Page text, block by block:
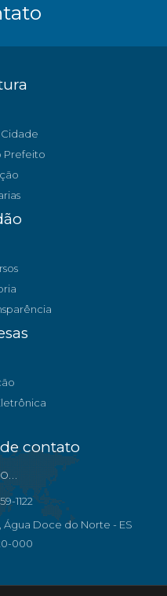
Prefeito
contato
1122
Água Doce do Norte - ES
000